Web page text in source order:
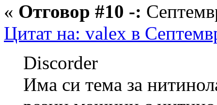
« Отговор #10 -:
Цитат на: valex в
Discorder
Има си тема за